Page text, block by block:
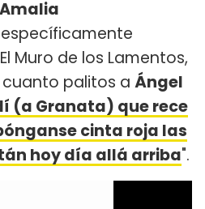
Amalia
específicamente
Muro de los Lamentos,
palitos a Ángel
(a Granata) que rece
cinta roja las
hoy día allá arriba".